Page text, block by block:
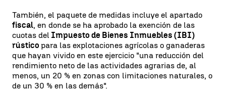
También, el paquete de medidas incluye el apartado
fiscal, en donde se ha aprobado la exención de las
cuotas del Impuesto de Bienes Inmuebles (IBI)
rústico para las explotaciones agrícolas o ganaderas
que hayan vivido en este ejercicio "una reducción del
rendimiento neto de las actividades agrarias de, al
menos, un 20 % en zonas con limitaciones naturales, o
de un 30 % en las demás".